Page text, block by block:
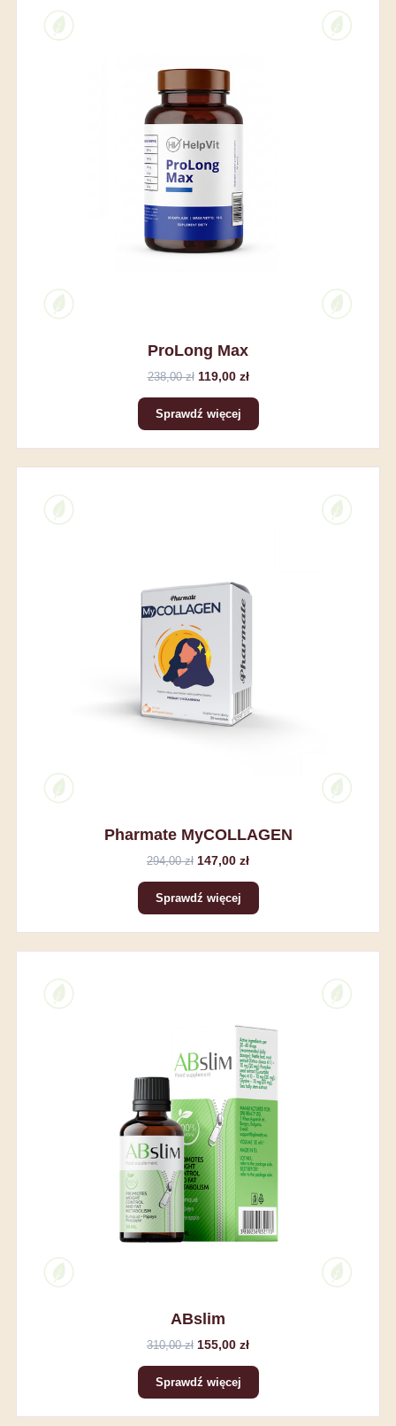
ProLong Max
238,00 zł119,00 zł
Sprawdź więcej
Pharmate MyCOLLAGEN
294,00 zł 147,00 zł
Sprawdź więcej
ABslim
310,00 zł 155,00 zł
Sprawdź więcej